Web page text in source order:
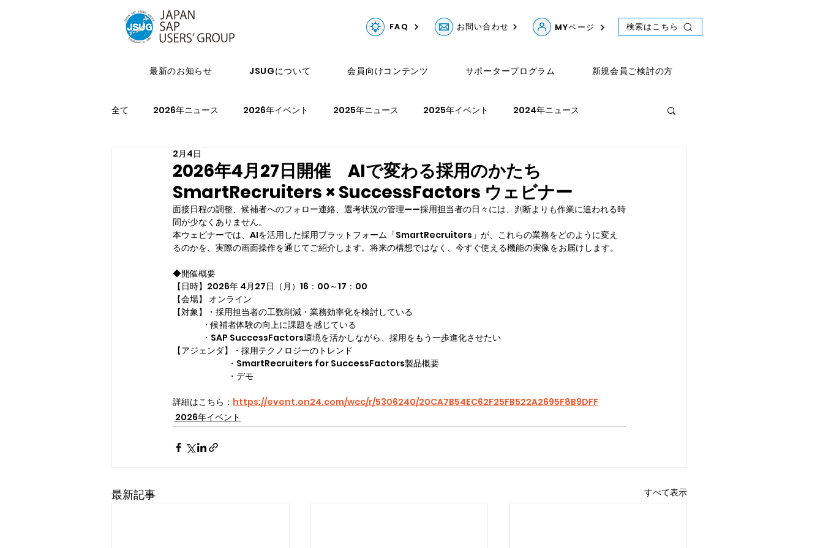
FAQ お問い合わせ MYページ 検索はこちら
最新のお知らせ JSUGについて 会員向けコンテンツ サポータープログラム 新規会員ご検討の方
全て 2026年ニュース 2026年イベント 2025年ニュース 2025年イベント 2024年ニュース
2024年イベント
2021年スケジュール 2027年イベント
2026年4月27日開催 AIで変わる採用のかたち
SmartRecruiters × SuccessFactors ウェビナー
2月4日
面接日程の調整、候補者へのフォロー連絡、選考状況の管理——採用担当者の日々には、判断よりも作業に追われる時
間が少なくありません。
本ウェビナーでは、AIを活用した採用プラットフォーム「SmartRecruiters」が、これらの業務をどのように変え
るのかを、実際の画面操作を通じてご紹介します。将来の構想ではなく、今すぐ使える機能の実像をお届けします。
◆開催概要
【日時】2026年 4月27日（月）16：00～17：00
【会場】 オンライン
【対象】・採用担当者の工数削減・業務効率化を検討している
・候補者体験の向上に課題を感じている
・SAP SuccessFactors環境を活かしながら、採用をもう一歩進化させたい
【アジェンダ】・採用テクノロジーのトレンド
・SmartRecruiters for SuccessFactors製品概要
・デモ
詳細はこちら： https://event.on24.com/wcc/r/5306240/20CA7B54EC62F25FB522A2695F8B9DFF
2026年イベント
最新記事 すべて表示